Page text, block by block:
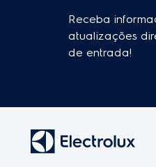
Receba
atualizações
de entrada!